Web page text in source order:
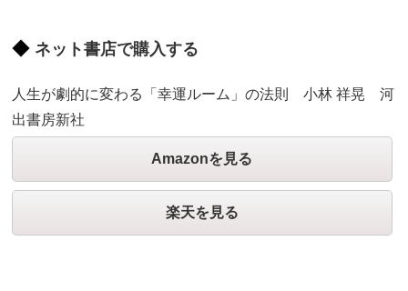
ネット書店で購入する
人生が劇的に変わる「幸運ルーム」の法則 小林 祥晃 河
出書房新社
Amazonを見る
楽天を見る